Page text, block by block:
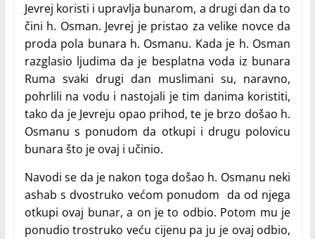
Jevrej koristi i upravlja bunarom, a drugi dan da to
čini h. Osman. Jevrej je pristao za velike novce da
proda pola bunara h. Osmanu. Kada je h. Osman
razglasio ljudima da je besplatna voda iz bunara
Ruma svaki drugi dan muslimani su, naravno,
pohrlili na vodu i nastojali je tim danima koristiti,
tako da je Jevreju opao prihod, te je brzo došao h.
Osmanu s ponudom da otkupi i drugu polovicu
bunara što je ovaj i učinio.
Navodi se da je nakon toga došao h. Osmanu neki
ashab s dvostruko većom ponudom da od njega
otkupi ovaj bunar, a on je to odbio. Potom mu je
ponudio trostruko veću cijenu pa ju je ovaj odbio,